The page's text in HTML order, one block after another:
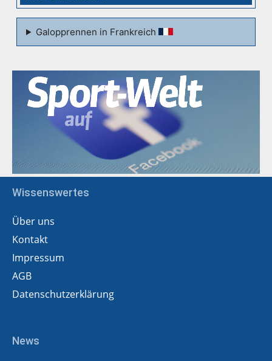
Galopprennen in Frankreich
Wissenswertes
Über uns
Kontakt
Impressum
AGB
Datenschutzerklärung
News